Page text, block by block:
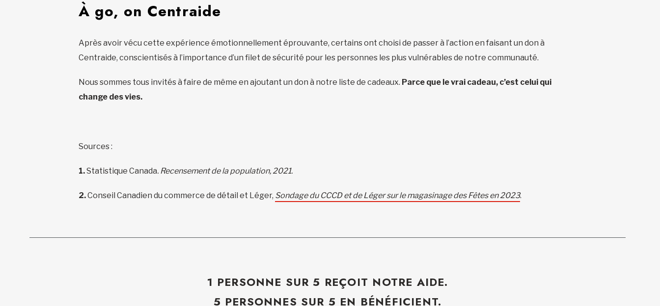
À go, on Centraide
Après avoir vécu cette expérience émotionnellement éprouvante, certains ont choisi de passer à l’action en faisant un don à
Centraide, conscientisés à l’importance d’un filet de sécurité pour les personnes les plus vulnérables de notre communauté.
Nous sommes tous invités à faire de même en ajoutant un don à notre liste de cadeaux. Parce que le vrai cadeau, c’est celui qui
change des vies.
Sources :
1.Statistique Canada. Recensement de la population, 2021.
2.Conseil Canadien du commerce de détail et Léger, Sondage du CCCD et de Léger sur le magasinage des Fêtes en 2023.
1 PERSONNE SUR 5 REÇOIT NOTRE AIDE.
5 PERSONNES SUR 5 EN BÉNÉFICIENT.